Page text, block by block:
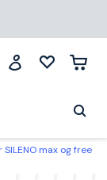
max og free